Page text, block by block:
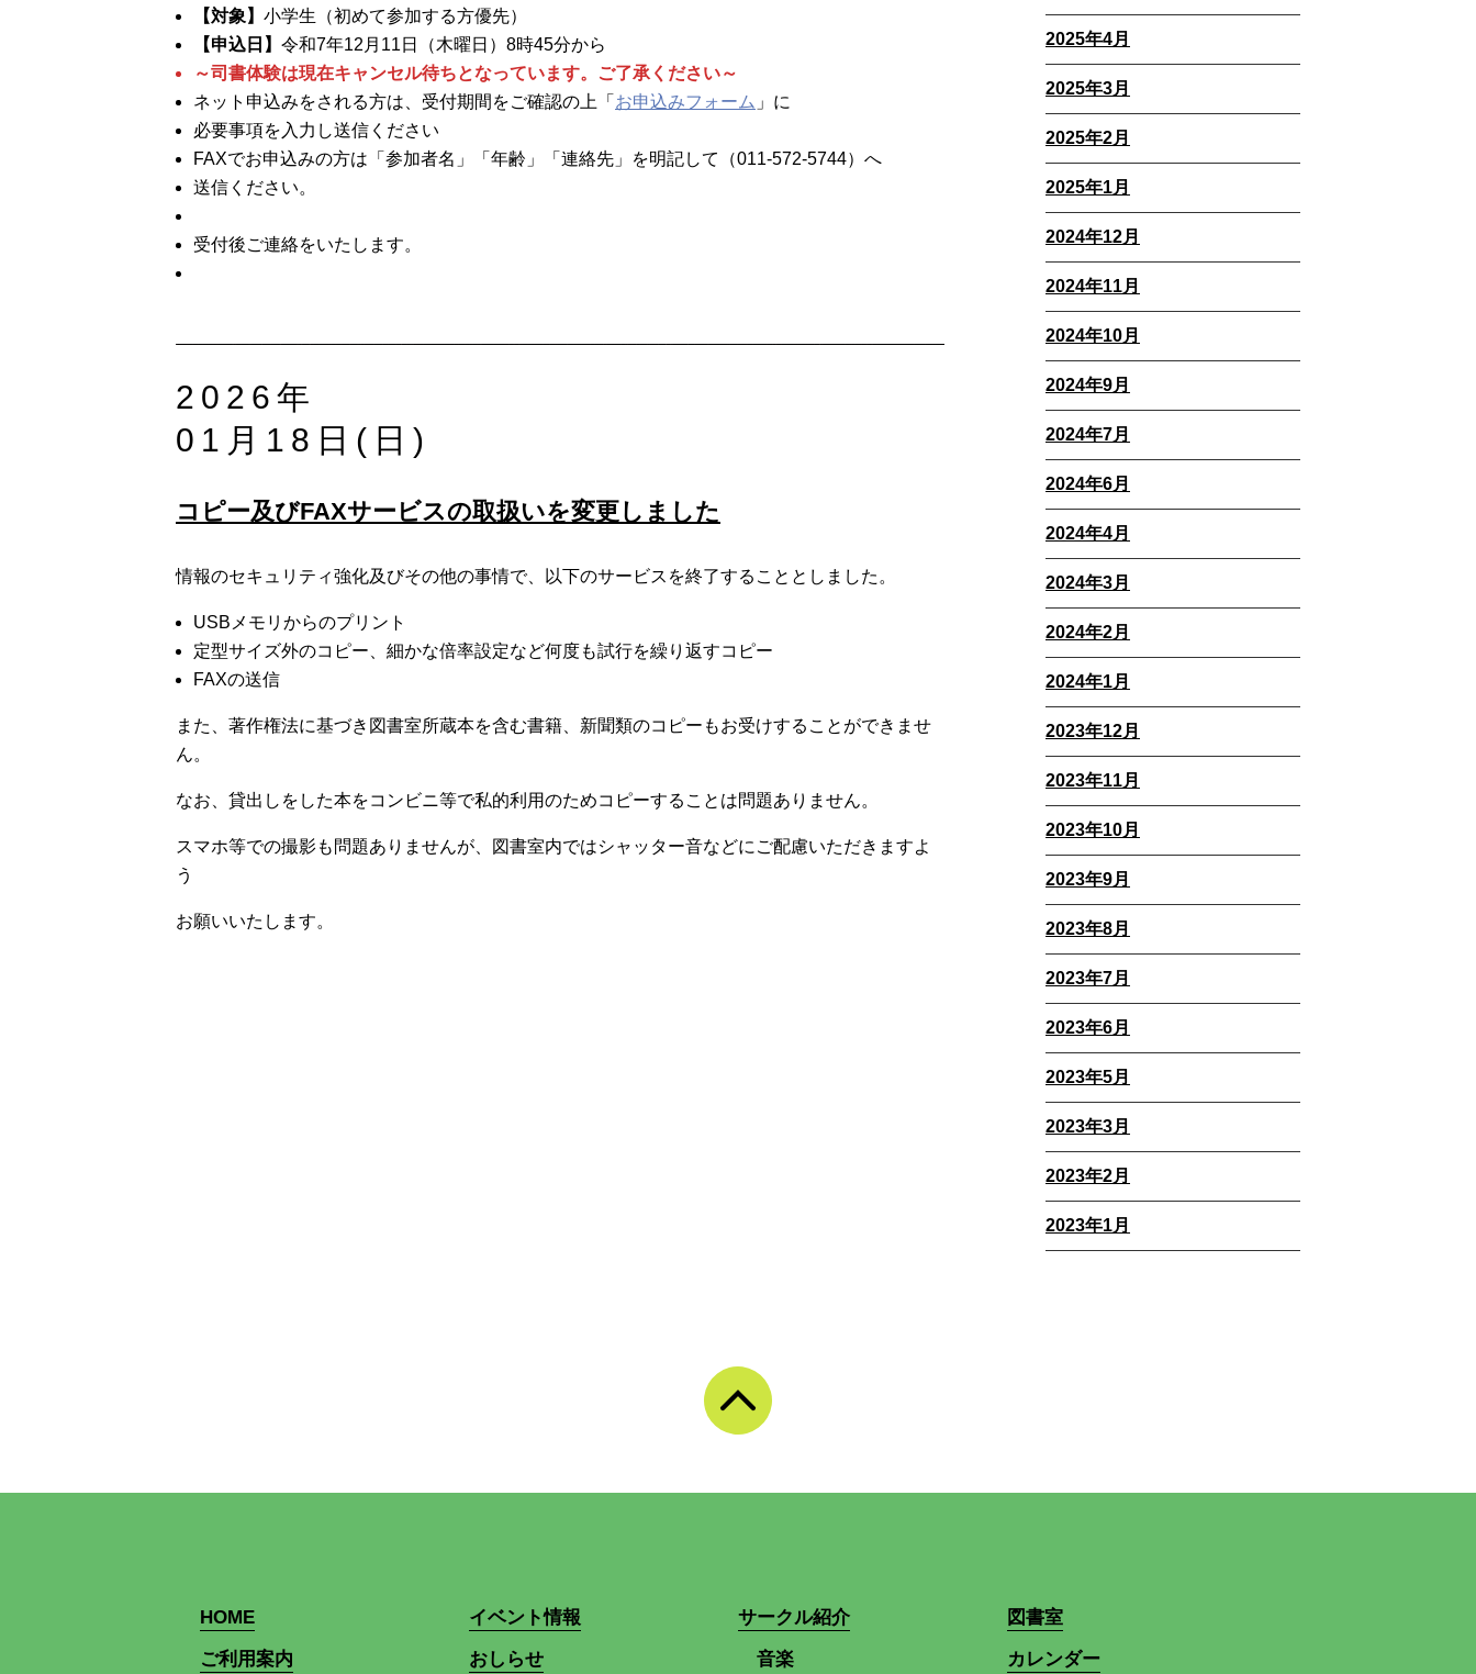
【対象】 小学生（初めて参加する方優先）
【申込日】 令和7年12月11日（木曜日）8時45分から
～司書体験は現在キャンセル待ちとなっています。ご了承ください～
ネット申込みをされる方は、受付期間をご確認の上「 お申込みフォーム 」に
必要事項を入力し送信ください
FAXでお申込みの方は「参加者名」「年齢」「連絡先」を明記して（011-572-5744）へ
送信ください。
受付後ご連絡をいたします。
2026年
01月18日(日)
コピー及びFAXサービスの取扱いを変更しました
情報のセキュリティ強化及びその他の事情で、以下のサービスを終了することとしました。
USBメモリからのプリント
定型サイズ外のコピー、細かな倍率設定など何度も試行を繰り返すコピー
FAXの送信
また、著作権法に基づき図書室所蔵本を含む書籍、新聞類のコピーもお受けすることができませ
ん。
なお、貸出しをした本をコンビニ等で私的利用のためコピーすることは問題ありません。
スマホ等での撮影も問題ありませんが、図書室内ではシャッター音などにご配慮いただきますよ
う
お願いいたします。
2025年4月
2025年3月
2025年2月
2025年1月
2024年12月
2024年11月
2024年10月
2024年9月
2024年7月
2024年6月
2024年4月
2024年3月
2024年2月
2024年1月
2023年12月
2023年11月
2023年10月
2023年9月
2023年8月
2023年7月
2023年6月
2023年5月
2023年3月
2023年2月
2023年1月
HOME
ご利用案内
イベント情報
おしらせ
サークル紹介
音楽
図書室
カレンダー